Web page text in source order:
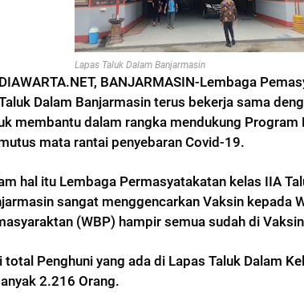
Lapas Taluk Dalam Banjarmasin
BANJARMASIN-Lembaga
Dalam Banjarmasin terus bekerja sama
membantu dalam rangka mendukung Program
mata rantai penyebaran Covid-19.
hal itu Lembaga Permasyatakatan kelas IIA
sangat menggencarkan Vaksin kepada
(WBP) hampir semua sudah di
total Penghuni yang ada di Lapas Taluk Dalam
2.216 Orang.